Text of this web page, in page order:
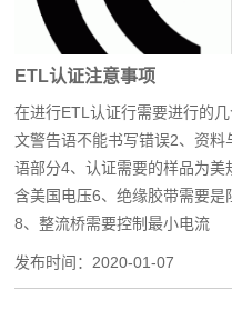
ETL认证注意事项
在进行ETL认证行需要进行的
文警告语不能书写错误2、资
语部分4、认证需要的样品为
含美国电压6、绝缘胶带需要
8、整流桥需要控制最小电流
发布时间： 2020-01-07